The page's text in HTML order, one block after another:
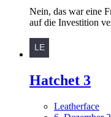
Nein, das war eine
auf die Investition
Hatchet 3
Leatherface